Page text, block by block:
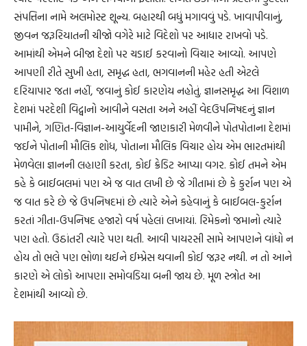
સંપત્તિના નામે અલમોસ્ટ શૂન્ય. બહારથી બધું મગાવવું પડે. ખાવાપીવાનું,
જીવન જરૂરિયાતની ચીજો વગેરે માટે વિદેશો પર આધાર રાખવો પડે.
આમાંથી એમને બીજા દેશો પર ચડાઈ કરવાનો વિચાર આવ્યો. આપણે
આપણી રીતે સુખી હતા, સમૃદ્ધ હતા, ભગવાનની મહેર હતી એટલે
દરિયાપાર જતા નહીં, જવાનું કોઈ કારણેય નહોતું. જ્ઞાનસમૃદ્ધ આ વિશાળ
દેશમાં પરદેશી વિદ્વાનો આવીને વસતા અને અહીં વેદઉપનિષદનું જ્ઞાન
પામીને, ગણિત-વિજ્ઞાન-આયુર્વેદની જાણકારી મેળવીને પોતપોતાના દેશમાં
જઈને પોતાની મૌલિક શોધ, પોતાના મૌલિક વિચાર હોય એમ ભારતમાંથી
મેળવેલા જ્ઞાનની લહાણી કરતા, કોઈ ક્રેડિટ આપ્યા વગર. કોઈ તમને એમ
કહે કે બાઈબલમાં પણ એ જ વાત લખી છે જે ગીતામાં છે કે કુર્રાન પણ એ
જ વાત કરે છે જે ઉપનિષદમાં છે ત્યારે એને કહેવાનું કે બાઈબલ-કુર્રાન
કરતાં ગીતા-ઉપનિષદ હજારો વર્ષ પહેલાં લખાયાં. રિમેકનો જમાનો ત્યારે
પણ હતો. ઉઠાંતરી ત્યારે પણ થતી. આવી પાયરસી સામે આપણને વાંધો ન
હોય તો ભલે પણ ભોળા થઈને ઈમ્પ્રેસ થવાની કોઈ જરૂર નથી. ન તો આને
કારણે એ લોકો આપણા સમોવડિયા બની જાય છે. મૂળ સ્ત્રોત આ
દેશમાંથી આવ્યો છે.